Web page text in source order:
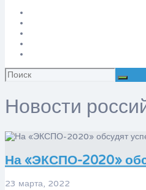
Искать:
Новости
На «ЭКСПО-2020»
23 марта, 2022